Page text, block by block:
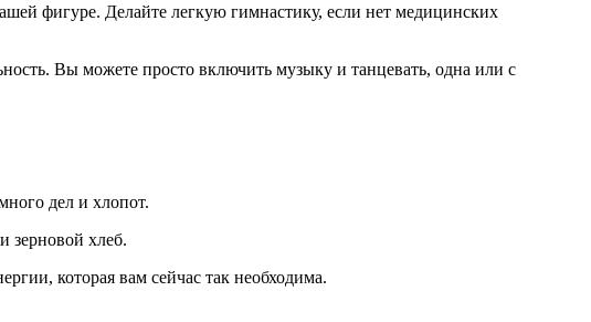
фигуре. Делайте легкую гимнастику, если нет медицинских
Вы можете просто включить музыку и танцевать, одна или с
дел и хлопот.
зерновой хлеб.
которая вам сейчас так необходима.